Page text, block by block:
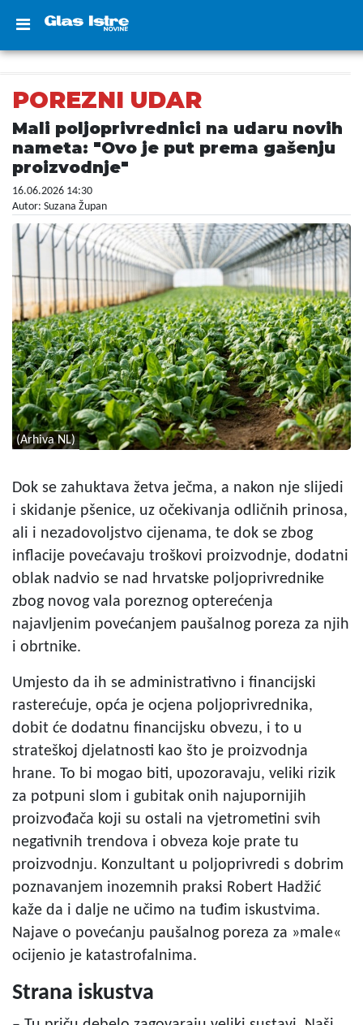
POREZNI UDAR
Mali poljoprivrednici na udaru novih
nameta: "Ovo je put prema gašenju
proizvodnje"
16.06.2026 14:30
Autor: Suzana Župan
(Arhiva NL)
Dok se zahuktava žetva ječma, a nakon nje slijedi
i skidanje pšenice, uz očekivanja odličnih prinosa,
ali i nezadovoljstvo cijenama, te dok se zbog
inflacije povećavaju troškovi proizvodnje, dodatni
oblak nadvio se nad hrvatske poljoprivrednike
zbog novog vala poreznog opterećenja
najavljenim povećanjem paušalnog poreza za njih
i obrtnike.
Umjesto da ih se administrativno i financijski
rasterećuje, opća je ocjena poljoprivrednika,
dobit će dodatnu financijsku obvezu, i to u
strateškoj djelatnosti kao što je proizvodnja
hrane. To bi mogao biti, upozoravaju, veliki rizik
za potpuni slom i gubitak onih najupornijih
proizvođača koji su ostali na vjetrometini svih
negativnih trendova i obveza koje prate tu
proizvodnju. Konzultant u poljoprivredi s dobrim
poznavanjem inozemnih praksi Robert Hadžić
kaže da i dalje ne učimo na tuđim iskustvima.
Najave o povećanju paušalnog poreza za »male«
ocijenio je katastrofalnima.
Strana iskustva